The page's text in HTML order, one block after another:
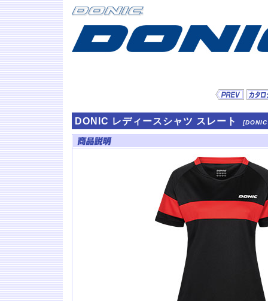
DONIC レディースシャツ スレート